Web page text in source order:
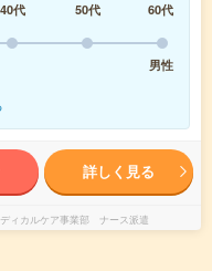
40代 50代
60代
男性
詳しく見る
ィカルケア事業部 ナース派遣